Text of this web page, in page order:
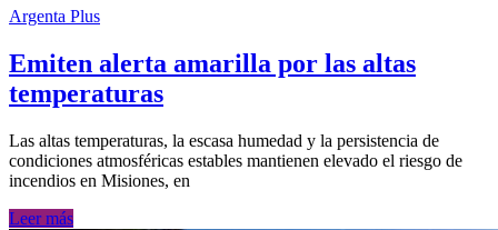
Argenta Plus
Emiten alerta amarilla por las altas
temperaturas
Las altas temperaturas, la escasa humedad y la persistencia de
condiciones atmosféricas estables mantienen elevado el riesgo de
incendios en Misiones, en
Leer más